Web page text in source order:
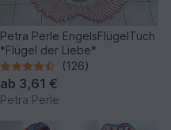
Petra Perle EngelsFlügelTuch
*Flügel der Liebe*
(126)
ab 3,61 €
Petra Perle